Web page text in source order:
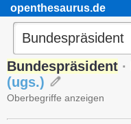
openthesaurus.de
Bundespräsident ·
(ugs.)
Oberbegriffe anzeigen